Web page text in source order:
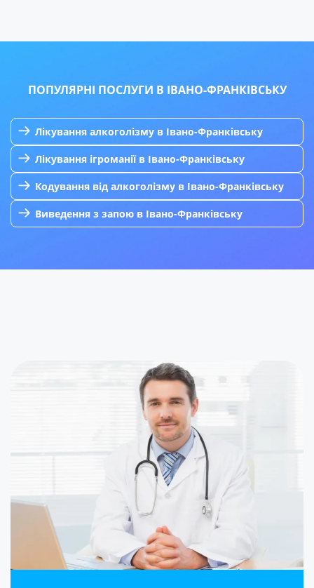
ПОПУЛЯРНІ ПОСЛУГИ В ІВАНО-ФРАНКІВСЬКУ
Лікування алкоголізму в Івано-Франківську
Лікування ігроманії в Івано-Франківську
Кодування від алкоголізму в Івано-Франківську
Виведення з запою в Івано-Франківську